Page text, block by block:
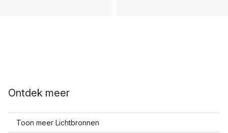
Ontdek meer
Toon meer Lichtbronnen